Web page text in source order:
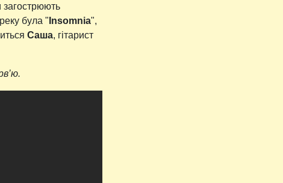
загострюють
була " Insomnia",
Саша, гітарист